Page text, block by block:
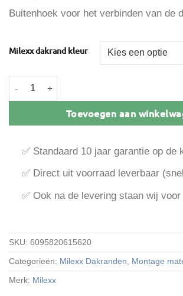
Buitenhoek voor het verbinden van de
Milexx dakrand kleur
Milexx buitenhoek 300 mm aantal
Toevoegen aan
✅ Standaard 10 jaar garantie op de
✅ Direct uit voorraad leverbaar
✅ Ook na de levering staan wij
SKU: 6095820615620
Categorieën: Milexx Dakranden Montage
Merk: Milexx